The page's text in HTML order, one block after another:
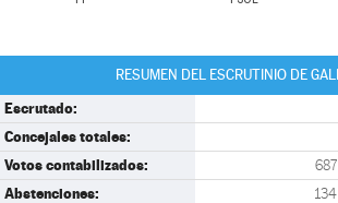
RESUMEN DEL ESCRUTINIO DE
Escrutado:
Concejales totales:
Votos contabilizados: 687
Abstenciones: 134